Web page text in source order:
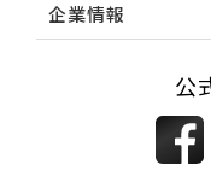
企業情報
公